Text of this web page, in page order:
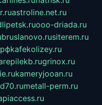
astroline.net.ru
ooo-driada.ru
bruslanovo.rusiterem.ru
kafekolizey.ru
grinox.ru
kameryjooan.ru
metall-perm.ru